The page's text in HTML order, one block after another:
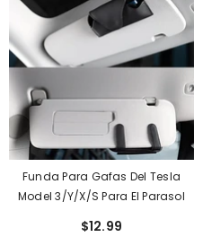
Funda Para Gafas Del Tesla
Model 3/Y/X/S Para El Parasol
$12.99